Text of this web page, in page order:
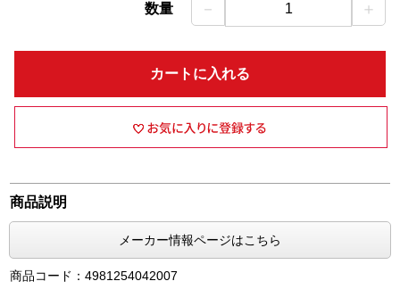
数量 － 1 ＋
カートに入れる
商品説明
メーカー情報ページはこちら
商品コード：4981254042007